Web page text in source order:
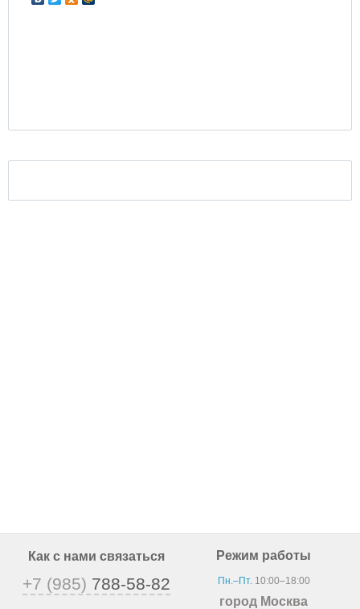
Как с нами связаться
+7 (985) 788-58-82
Режим работы
Пн.–Пт.10:00–18:00
город Москва